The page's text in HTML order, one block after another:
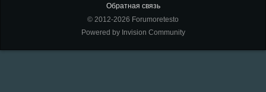
Обратная связь
© 2012-2026 Forumoretesto
Powered by Invision Community